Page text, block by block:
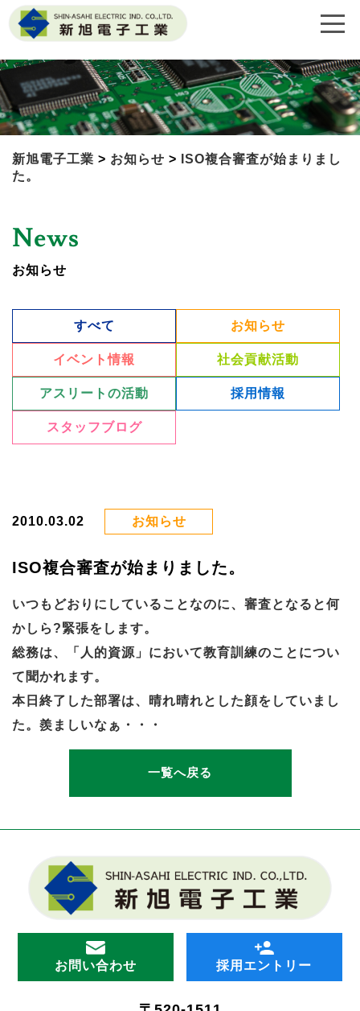
新旭電子工業 > お知らせ >
ISO複合審査が始まりまし
た。
News
お知らせ
すべて お知らせ
イベント情報 社会貢献活動
アスリートの活動 採用情報
スタッフブログ
2010.03.02 お知らせ
ISO複合審査が始まりました。
いつもどおりにしていることなのに、審査となると何
かしら?緊張をします。
総務は、「人的資源」において教育訓練のことについ
て聞かれます。
本日終了した部署は、晴れ晴れとした顔をしていまし
た。羨ましいなぁ・・・
一覧へ戻る
お問い合わせ 採用エントリー